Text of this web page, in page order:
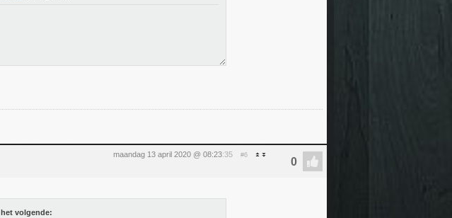
maandag 13 april 2020 @ 08:23:35 #6
het volgende: